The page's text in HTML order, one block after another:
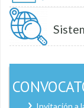
Invitación a